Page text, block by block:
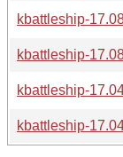
kbattleship-
kbattleship-
kbattleship-
kbattleship-